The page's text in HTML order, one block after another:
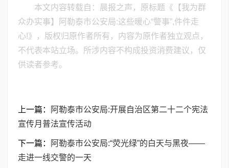
本文内容转载自：晨报之声，原标题《【我为群
众办实事】阿勒泰市公安局:这些暖心“警事”,件件走
心!》，版权归原作者所有，内容为原作者独立观点，
不代表本站立场。所涉内容不构成投资消费建议，仅
供读者参考。
上一篇：
阿勒泰市公安局:开展自治区第二十二个宪法
宣传月普法宣传活动
下一篇：
阿勒泰市公安局:“荧光绿”的白天与黑夜——
走进一线交警的一天